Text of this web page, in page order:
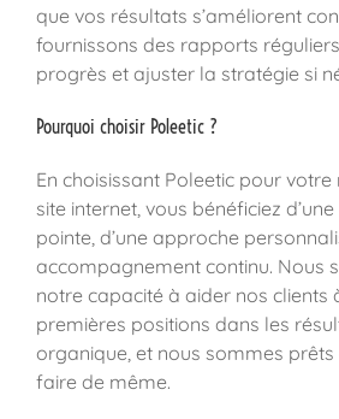
que vos résultats s’améliorent
fournissons des rapports
progrès et ajuster la stratégie si
Pourquoi choisir Poleetic ?
En choisissant Poleetic pour
site internet, vous bénéficiez
pointe, d’une approche
accompagnement continu. Nous
notre capacité à aider nos clients
premières positions dans les
organique, et nous sommes
faire de même.